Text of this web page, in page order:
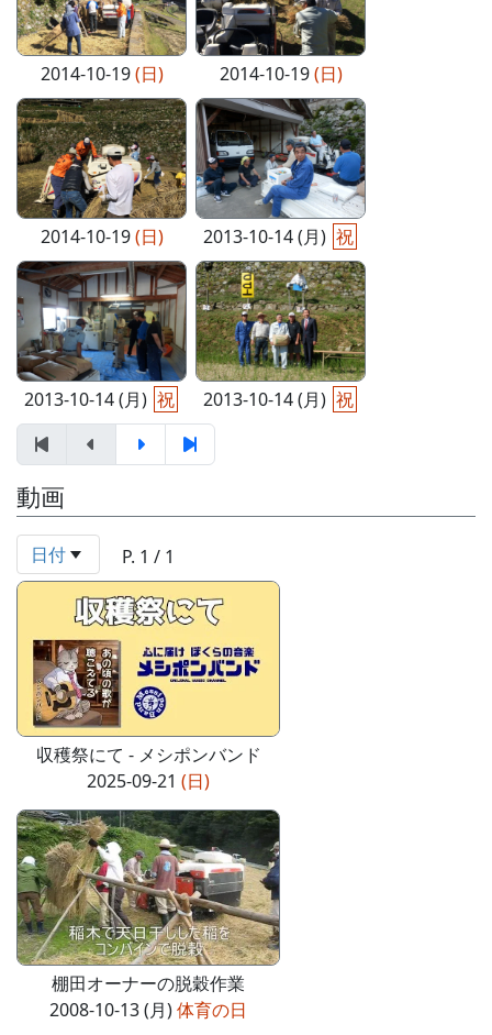
2014-10-19(日) 2014-10-19(日)
2014-10-19(日) 2013-10-14 (月) 祝
2013-10-14 (月) 祝 2013-10-14 (月) 祝
動画
日付 P. 1 / 1
収穫祭にて - メシポンバンド
2025-09-21 (日)
棚田オーナーの脱穀作業
2008-10-13 (月)体育の日